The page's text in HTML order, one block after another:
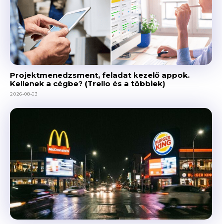
Projektmenedzsment, feladat kezelő appok.
Kellenek a cégbe? (Trello és a többiek)
2026-08-03